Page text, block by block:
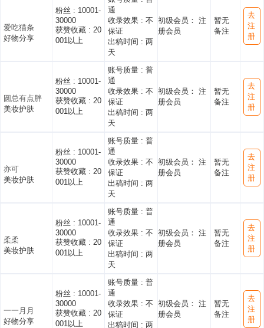
爱吃猫条
好物分享
粉丝 : 10001-
30000
获赞收藏 : 20
001以上
通
收录效果 : 不
保证
出稿时间 : 两
天
初级会员： 注
册会员
暂无
备注
去
注
册
圆总有点胖
美妆护肤
粉丝 : 10001-
30000
获赞收藏 : 20
001以上
账号质量 : 普
通
收录效果 : 不
保证
出稿时间 : 两
天
初级会员： 注
册会员
暂无
备注
去
注
册
亦可
美妆护肤
粉丝 : 10001-
30000
获赞收藏 : 20
001以上
账号质量 : 普
通
收录效果 : 不
保证
出稿时间 : 两
天
初级会员： 注
册会员
暂无
备注
去
注
册
柔柔
美妆护肤
粉丝 : 10001-
30000
获赞收藏 : 20
001以上
账号质量 : 普
通
收录效果 : 不
保证
出稿时间 : 两
天
初级会员： 注
册会员
暂无
备注
去
注
册
一一月月
好物分享
粉丝 : 10001-
30000
获赞收藏 : 20
001以上
账号质量 : 普
通
收录效果 : 不
保证
出稿时间 : 两
初级会员： 注
册会员
暂无
备注
去
注
册